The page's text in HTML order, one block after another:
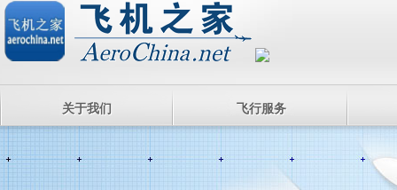
关于我们 飞行服务